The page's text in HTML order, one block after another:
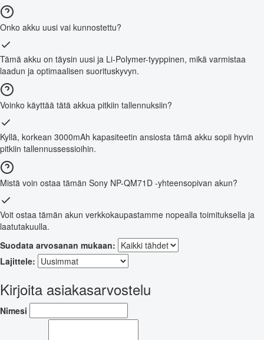
Onko akku uusi vai kunnostettu?
Tämä akku on täysin uusi ja Li-Polymer-tyyppinen, mikä varmistaa
laadun ja optimaalisen suorituskyvyn.
Voinko käyttää tätä akkua pitkiin tallennuksiin?
Kyllä, korkean 3000mAh kapasiteetin ansiosta tämä akku sopii hyvin
pitkiin tallennussessioihin.
Mistä voin ostaa tämän Sony NP-QM71D -yhteensopivan akun?
Voit ostaa tämän akun verkkokaupastamme nopealla toimituksella ja
laatutakuulla.
Suodata arvosanan mukaan:
Lajittele:
Kirjoita asiakasarvostelu
Nimesi